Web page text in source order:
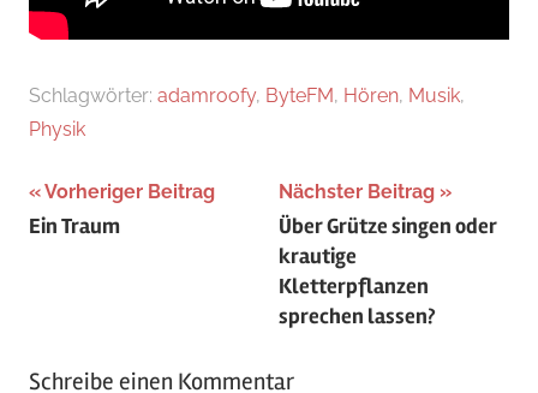
Schlagwörter: adamroofy, ByteFM, Hören, Musik,
Physik
Beitragsnavigation
Vorheriger Beitrag
Ein Traum
Nächster Beitrag
Über Grütze singen oder
krautige
Kletterpflanzen
sprechen lassen?
Schreibe einen Kommentar